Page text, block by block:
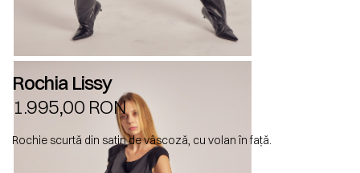
Rochia Lissy
1.995,00 RON
Rochie scurtă din satin de vâscoză, cu volan în față.